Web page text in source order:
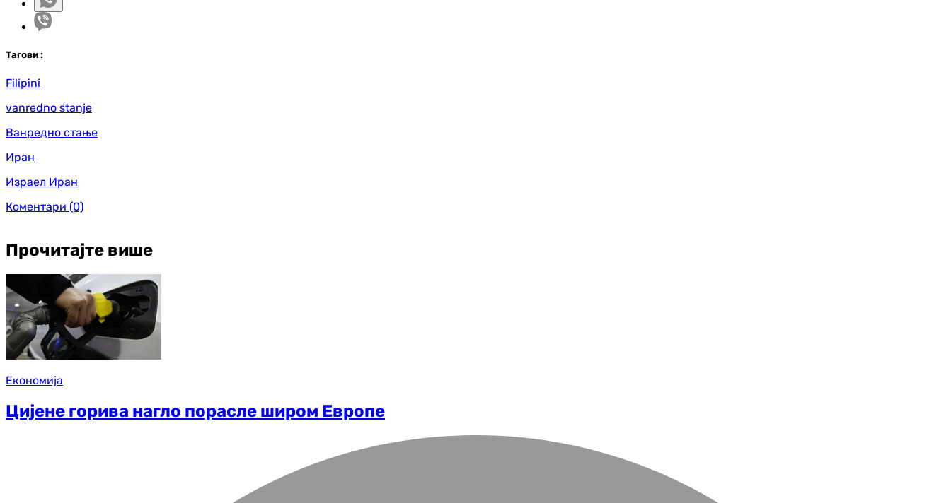
Тагови :
Filipini
vanredno stanje
Ванредно стање
Иран
Израел Иран
Коментари (0)
Прочитајте више
Економија
Цијене горива нагло порасле широм Европе